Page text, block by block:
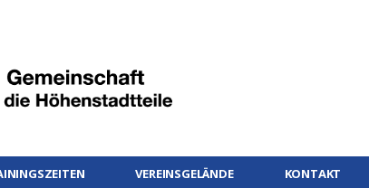
VEREINSGELÄNDE KONTAKT